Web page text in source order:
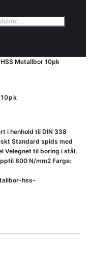
Metallbor 10pk
i henhold til DIN 338
Standard spids med
Velegnet til boring i stål,
800 N/mm2 Farge:
hss-